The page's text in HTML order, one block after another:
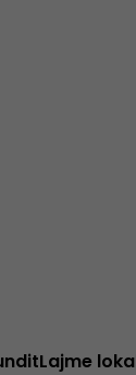
Lajme